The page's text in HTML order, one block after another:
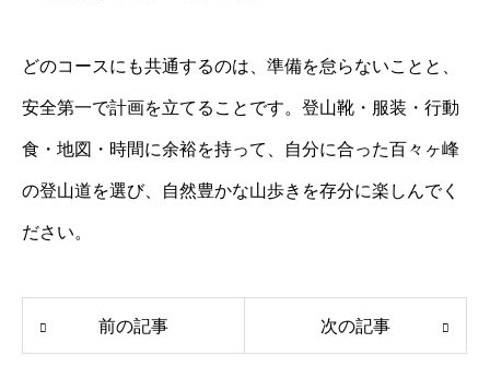
どのコースにも共通するのは、準備を怠らないことと、
安全第一で計画を立てることです。登山靴・服装・行動
食・地図・時間に余裕を持って、自分に合った百々ヶ峰
の登山道を選び、自然豊かな山歩きを存分に楽しんでく
ださい。
前の記事 次の記事